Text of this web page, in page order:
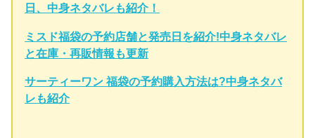
日、中身ネタバレも紹介！
ミスド福袋の予約店舗と発売日を紹介!中身ネタバレ
と在庫・再販情報も更新
サーティーワン 福袋の予約購入方法は?中身ネタバ
レも紹介